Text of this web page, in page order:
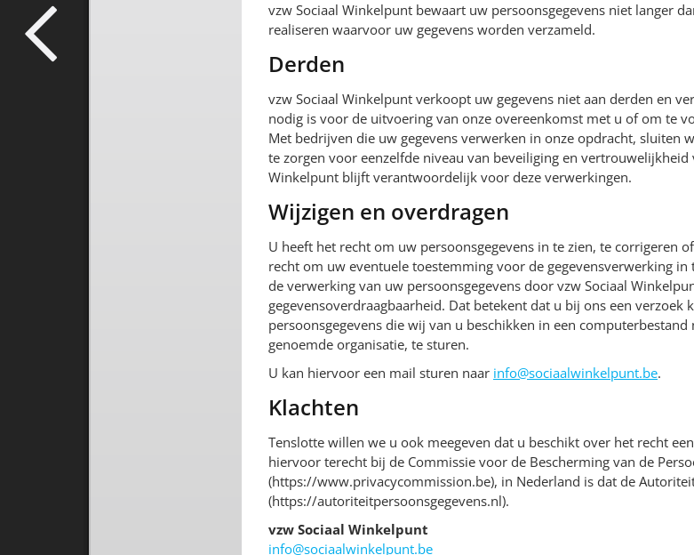
vzw Sociaal Winkelpunt bewaart uw persoonsgegevens niet langer
realiseren waarvoor uw gegevens worden verzameld.
Derden
vzw Sociaal Winkelpunt verkoopt uw gegevens niet aan derden en
nodig is voor de uitvoering van onze overeenkomst met u of om te
Met bedrijven die uw gegevens verwerken in onze opdracht, sluiten
te zorgen voor eenzelfde niveau van beveiliging en vertrouwelijkheid
Winkelpunt blijft verantwoordelijk voor deze verwerkingen.
Wijzigen en overdragen
U heeft het recht om uw persoonsgegevens in te zien, te corrigeren
recht om uw eventuele toestemming voor de gegevensverwerking
de verwerking van uw persoonsgegevens door vzw Sociaal
gegevensoverdraagbaarheid. Dat betekent dat u bij ons een verzoek
persoonsgegevens die wij van u beschikken in een
genoemde organisatie, te sturen.
U kan hiervoor een mail sturen naar info@sociaalwinkelpunt.be.
Klachten
Tenslotte willen we u ook meegeven dat u beschikt over het recht
hiervoor terecht bij de Commissie voor de Bescherming van de
(https://www.privacycommission.be), in Nederland is dat de
(https://autoriteitpersoonsgegevens.nl).
vzw Sociaal Winkelpunt
info@sociaalwinkelpunt.be